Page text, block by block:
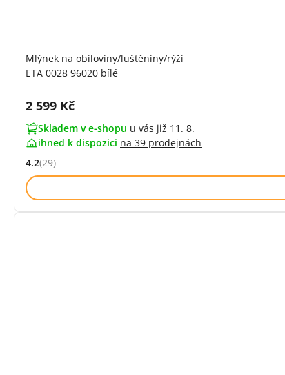
Mlýnek na obiloviny/luštěniny/rýži
ETA 0028 96020 bílé
Cena s DPH:
2 599 Kč
Skladem v e-shopu u vás již 11. 8.
ihned k dispozici na 39 prodejnách
Hodnocení: 4.2 z 5 (29 recenzí)
4.2(29)